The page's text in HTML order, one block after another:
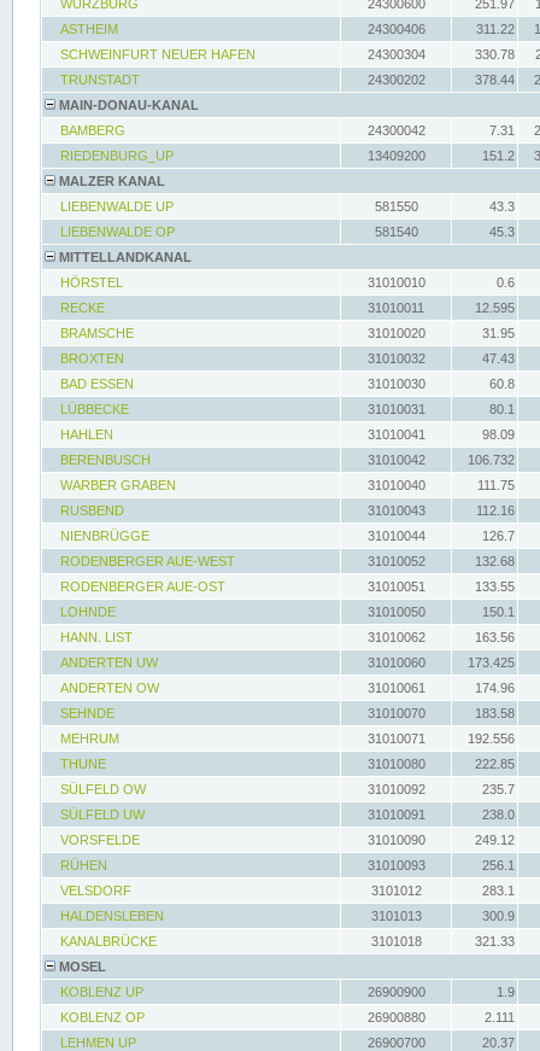
WÜRZBURG 24300600 251.97
ASTHEIM
24300406 311.22
SCHWEINFURT NEUER HAFEN
24300304 330.78
TRUNSTADT
24300202 378.44
MAIN-DONAU-KANAL
BAMBERG
24300042 7.31
RIEDENBURG_UP
13409200 151.2
MALZER KANAL
LIEBENWALDE UP
581550
43.3
LIEBENWALDE OP
581540
45.3
MITTELLANDKANAL
HÖRSTEL
31010010
0.6
RECKE
31010011
12.595
BRAMSCHE
31010020
31.95
BROXTEN
31010032
47.43
BAD ESSEN
31010030
60.8
LÜBBECKE
31010031
80.1
HAHLEN
31010041
98.09
BERENBUSCH
31010042
106.732
WARBER GRABEN
31010040
111.75
RUSBEND
31010043
112.16
NIENBRÜGGE
31010044
126.7
RODENBERGER AUE-WEST
31010052
132.68
RODENBERGER AUE-OST
31010051
133.55
LOHNDE
31010050
150.1
HANN. LIST
31010062
163.56
ANDERTEN UW
31010060
173.425
ANDERTEN OW
31010061
174.96
SEHNDE
31010070
183.58
MEHRUM
31010071
192.556
THUNE
31010080
222.85
SÜLFELD OW
31010092
235.7
SÜLFELD UW
31010091
238.0
VORSFELDE
31010090
249.12
RÜHEN
31010093
256.1
VELSDORF
3101012
283.1
HALDENSLEBEN
3101013
300.9
KANALBRÜCKE
3101018
321.33
MOSEL
KOBLENZ UP
26900900
1.9
KOBLENZ OP
26900880
2.111
LEHMEN UP
26900700
20.37